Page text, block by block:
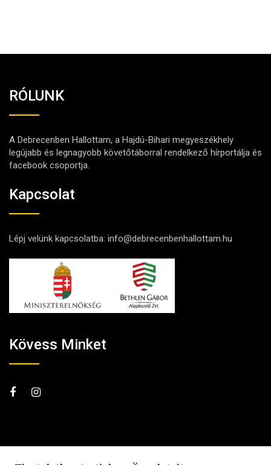
RÓLUNK
A Debrecenben Hallottam, a Hajdú-Bihari megyeszékhely
legújabb és legnagyobb követőtáborral rendelkező hírportálja és
facebook csoportja.
Kapcsolat
Lépj velünk kapcsolatba: info@debrecenbenhallottam.hu
Kövess Minket